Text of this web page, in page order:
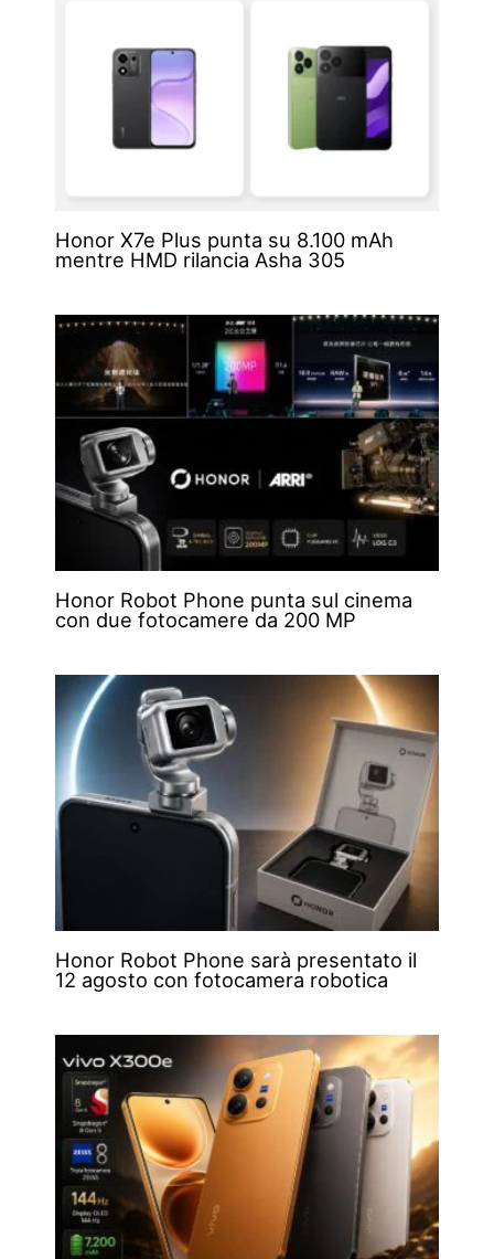
Honor X7e Plus punta su 8.100 mAh
mentre HMD rilancia Asha 305
Honor Robot Phone punta sul cinema
con due fotocamere da 200 MP
Honor Robot Phone sarà presentato il
12 agosto con fotocamera robotica